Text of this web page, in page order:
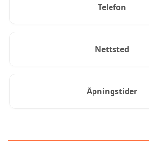
Telefon
Nettsted
Åpningstider